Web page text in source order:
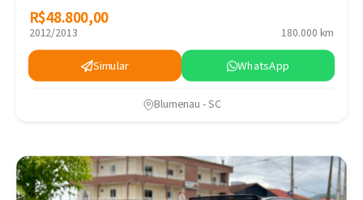
R$48.800,00
R$48.800,00
2012/2013 180.000 km
Simular WhatsApp
Blumenau - SC